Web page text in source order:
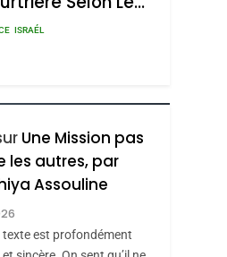
JE
Dvir
JUDAISME
QUI NOUS
– Jacques
: Les Amandes
Le Miel
Azilal
MAROC
Une Mission pas
les autres, par
Assouline
est profondément